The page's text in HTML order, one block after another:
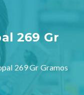
269 Gr
269 Gr Gramos